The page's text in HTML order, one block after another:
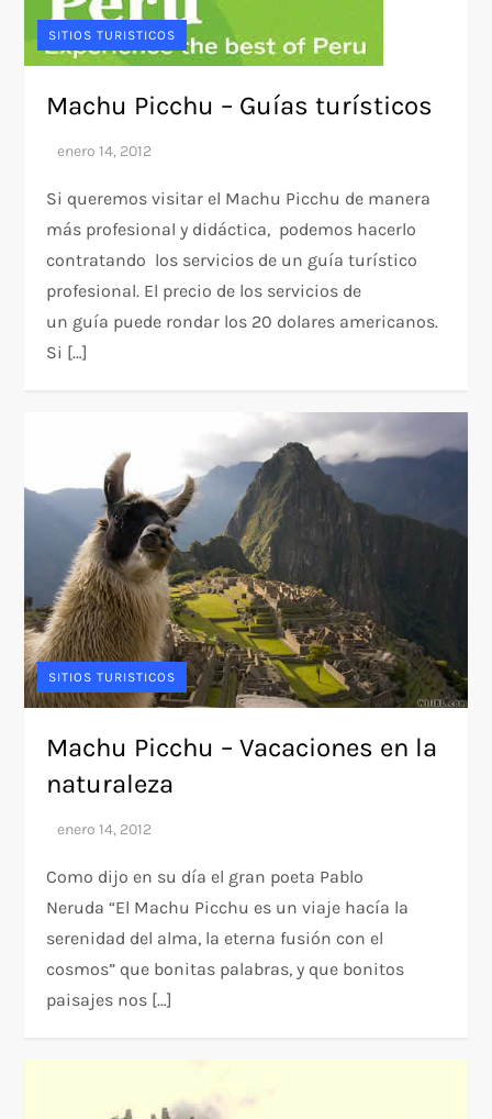
SITIOS TURISTICOS
Machu Picchu – Guías turísticos
Si queremos visitar el Machu Picchu de manera
más profesional y didáctica, podemos hacerlo
contratando los servicios de un guía turístico
profesional. El precio de los servicios de
un guía puede rondar los 20 dolares americanos.
Si […]
SITIOS TURISTICOS
Machu Picchu – Vacaciones en la
naturaleza
Como dijo en su día el gran poeta Pablo
Neruda “El Machu Picchu es un viaje hacía la
serenidad del alma, la eterna fusión con el
cosmos” que bonitas palabras, y que bonitos
paisajes nos […]